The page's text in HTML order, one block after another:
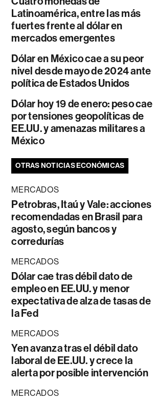
Latinoamérica, entre las más
fuertes frente al dólar en
mercados emergentes
Dólar en México cae a su peor
nivel desde mayo de 2024 ante
política de Estados Unidos
Dólar hoy 19 de enero: peso cae
por tensiones geopolíticas de
EE.UU. y amenazas militares a
México
OTRAS NOTICIAS ECONÓMICAS
MERCADOS
Petrobras, Itaú y Vale: acciones
recomendadas en Brasil para
agosto, según bancos y
corredurías
MERCADOS
Dólar cae tras débil dato de
empleo en EE.UU. y menor
expectativa de alza de tasas de
la Fed
MERCADOS
Yen avanza tras el débil dato
laboral de EE.UU. y crece la
alerta por posible intervención
MERCADOS